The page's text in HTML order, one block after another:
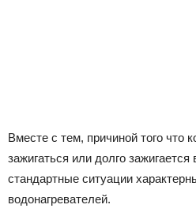
Вместе с тем, причиной того что
зажигаться или долго
стандартные ситуации
водонагревателей.